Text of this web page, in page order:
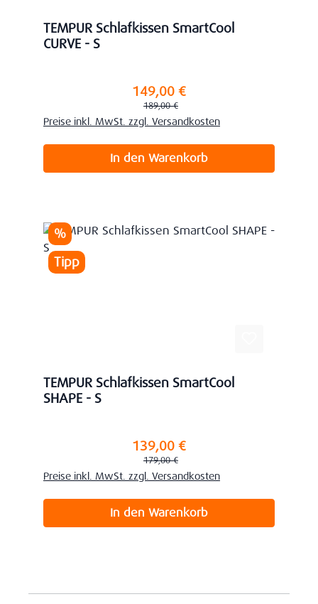
TEMPUR Schlafkissen SmartCool
CURVE - S
149,00 €
Regulärer Preis:
189,00 €
Preise inkl. MwSt. zzgl. Versandkosten
In den Warenkorb
Rabatt
%
Tipp
TEMPUR Schlafkissen SmartCool
SHAPE - S
139,00 €
Regulärer Preis:
179,00 €
Preise inkl. MwSt. zzgl. Versandkosten
In den Warenkorb